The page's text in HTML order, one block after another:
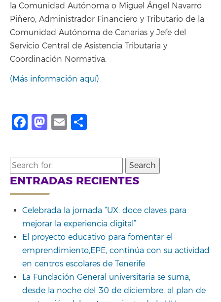
la Comunidad Autónoma o Miguel Ángel Navarro
Piñero, Administrador Financiero y Tributario de la
Comunidad Autónoma de Canarias y Jefe del
Servicio Central de Asistencia Tributaria y
Coordinación Normativa.
(Más información aquí)
Facebook
Mastodon
Email
Search
for:
ENTRADAS RECIENTES
Celebrada la jornada “UX: doce claves para
mejorar la experiencia digital”
El proyecto educativo para fomentar el
emprendimiento,EPE, continúa con su actividad
en centros escolares de Tenerife
La Fundación General universitaria se suma,
desde la noche del 30 de diciembre, al plan de